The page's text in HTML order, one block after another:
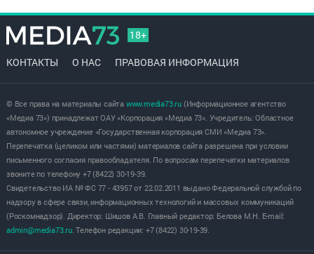
18+
КОНТАКТЫ О НАС ПРАВОВАЯ ИНФОРМАЦИЯ
© Все права на материалы сайта www.media73.ru(Информационное агентство
«Медиа 73») принадлежат ОАУ «Корпорация «Медиа 73». Учредитель: Областное
автономное учреждение «Государственная корпорация СМИ «Медиа 73».
Перепечатка (целиком или частями) материалов сайта разрешена при условии
письменного согласия правообладателя. По вопросам перепечатки материалов
звоните по телефону +7 (8422) 30-19-39.
Свидетельство ИА № ФС 77 - 43957 от 22.02.2011 выдано Федеральной службой по
надзору в сфере связи, информационных технологий и массовых коммуникаций
(Роскомнадзор). Директор: Шишов А.В. Главный редактор: Белова М.Н. E-mail:
admin@media73.ru. Телефон редакции: +7 (8422) 30-19-39.